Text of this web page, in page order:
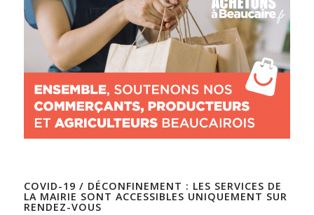
COVID-19 / DÉCONFINEMENT : LES SERVICES DE
LA MAIRIE SONT ACCESSIBLES UNIQUEMENT SUR
RENDEZ-VOUS